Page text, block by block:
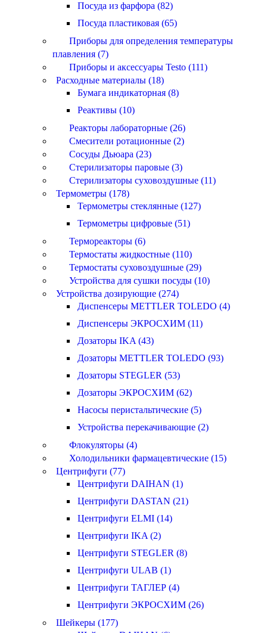
Посуда из фарфора (82)
Посуда пластиковая (65)
Приборы для определения температуры
плавления (7)
Приборы и аксессуары Testo (111)
Расходные материалы (18)
Бумага индикаторная (8)
Реактивы (10)
Реакторы лабораторные (26)
Смесители ротационные (2)
Сосуды Дьюара (23)
Стерилизаторы паровые (3)
Стерилизаторы суховоздушные (11)
Термометры (178)
Термометры стеклянные (127)
Термометры цифровые (51)
Термореакторы (6)
Термостаты жидкостные (110)
Термостаты суховоздушные (29)
Устройства для сушки посуды (10)
Устройства дозирующие (274)
Диспенсеры METTLER TOLEDO (4)
Диспенсеры ЭКРОСХИМ (11)
Дозаторы IKA (43)
Дозаторы METTLER TOLEDO (93)
Дозаторы STEGLER (53)
Дозаторы ЭКРОСХИМ (62)
Насосы перистальтические (5)
Устройства перекачивающие (2)
Флокуляторы (4)
Холодильники фармацевтические (15)
Центрифуги (77)
Центрифуги DAIHAN (1)
Центрифуги DASTAN (21)
Центрифуги ELMI (14)
Центрифуги IKA (2)
Центрифуги STEGLER (8)
Центрифуги ULAB (1)
Центрифуги ТАГЛЕР (4)
Центрифуги ЭКРОСХИМ (26)
Шейкеры (177)